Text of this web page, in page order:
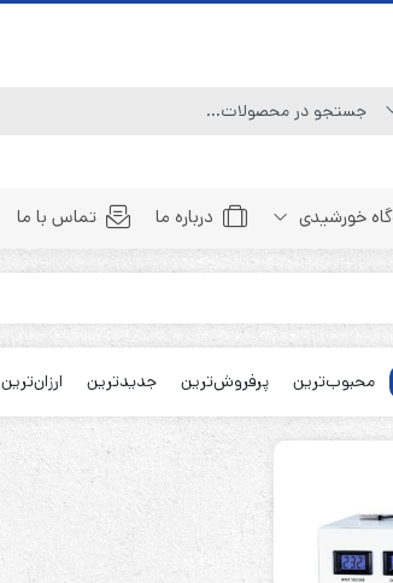
Line Interactive (Simulated Sine Wave)
Line Interactive (Pure Sine Wave)
Double Conversion (1:1)
Double Convertion (3:1)
Double Conversion (3:3)
خورشیدی درباره ما تماس با ما
محبوب‌ترین پرفروش‌ترین جدیدترین ارزان‌ترین